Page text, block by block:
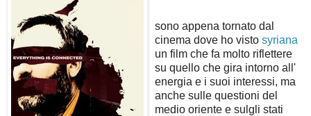
sono appena tornato dal
cinema dove ho visto syriana
un film che fa molto riflettere
su quello che gira intorno all'
energia e i suoi interessi, ma
anche sulle questioni del
medio oriente e sulgli stati